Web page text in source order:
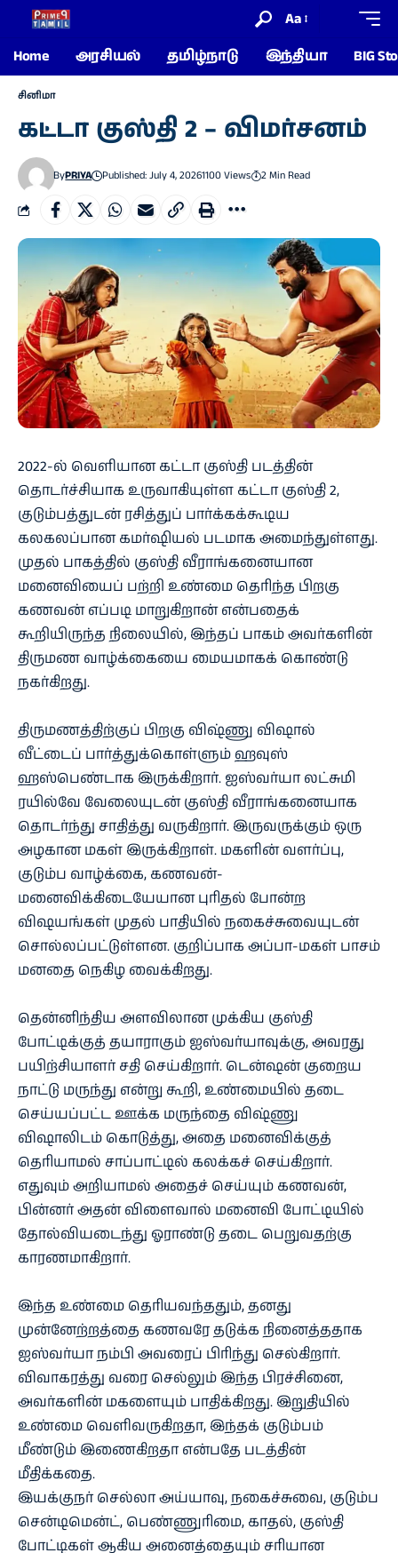
Aa
Home
அரசியல் தமிழ்நாடு இந்தியா BIG
சினிமா
கட்டா குஸ்தி 2 – விமர்சனம்
ByPRIYA Published: July 4, 20261100 Views 2 Min Read
2022-ல் வெளியான கட்டா குஸ்தி படத்தின்
தொடர்ச்சியாக உருவாகியுள்ள கட்டா குஸ்தி 2,
குடும்பத்துடன் ரசித்துப் பார்க்கக்கூடிய
கலகலப்பான கமர்ஷியல் படமாக அமைந்துள்ளது.
முதல் பாகத்தில் குஸ்தி வீராங்கனையான
மனைவியைப் பற்றி உண்மை தெரிந்த பிறகு
கணவன் எப்படி மாறுகிறான் என்பதைக்
கூறியிருந்த நிலையில், இந்தப் பாகம் அவர்களின்
திருமண வாழ்க்கையை மையமாகக் கொண்டு
நகர்கிறது.
திருமணத்திற்குப் பிறகு விஷ்ணு விஷால்
வீட்டைப் பார்த்துக்கொள்ளும் ஹவுஸ்
ஹஸ்பெண்டாக இருக்கிறார். ஐஸ்வர்யா லட்சுமி
ரயில்வே வேலையுடன் குஸ்தி வீராங்கனையாக
தொடர்ந்து சாதித்து வருகிறார். இருவருக்கும் ஒரு
அழகான மகள் இருக்கிறாள். மகளின் வளர்ப்பு,
குடும்ப வாழ்க்கை, கணவன்-
மனைவிக்கிடையேயான புரிதல் போன்ற
விஷயங்கள் முதல் பாதியில் நகைச்சுவையுடன்
சொல்லப்பட்டுள்ளன. குறிப்பாக அப்பா-மகள் பாசம்
மனதை நெகிழ வைக்கிறது.
தென்னிந்திய அளவிலான முக்கிய குஸ்தி
போட்டிக்குத் தயாராகும் ஐஸ்வர்யாவுக்கு, அவரது
பயிற்சியாளர் சதி செய்கிறார். டென்ஷன் குறைய
நாட்டு மருந்து என்று கூறி, உண்மையில் தடை
செய்யப்பட்ட ஊக்க மருந்தை விஷ்ணு
விஷாலிடம் கொடுத்து, அதை மனைவிக்குத்
தெரியாமல் சாப்பாட்டில் கலக்கச் செய்கிறார்.
எதுவும் அறியாமல் அதைச் செய்யும் கணவன்,
பின்னர் அதன் விளைவால் மனைவி போட்டியில்
தோல்வியடைந்து ஓராண்டு தடை பெறுவதற்கு
காரணமாகிறார்.
இந்த உண்மை தெரியவந்ததும், தனது
முன்னேற்றத்தை கணவரே தடுக்க நினைத்ததாக
ஐஸ்வர்யா நம்பி அவரைப் பிரிந்து செல்கிறார்.
விவாகரத்து வரை செல்லும் இந்த பிரச்சினை,
அவர்களின் மகளையும் பாதிக்கிறது. இறுதியில்
உண்மை வெளிவருகிறதா, இந்தக் குடும்பம்
மீண்டும் இணைகிறதா என்பதே படத்தின்
மீதிக்கதை.
இயக்குநர் செல்லா அய்யாவு, நகைச்சுவை, குடும்ப
சென்டிமென்ட், பெண்ணுரிமை, காதல், குஸ்தி
போட்டிகள் ஆகிய அனைத்தையும் சரியான